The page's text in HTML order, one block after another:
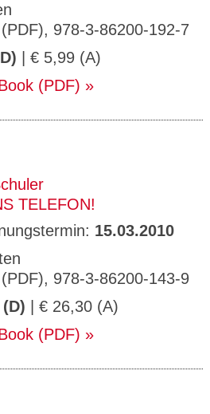
978-3-86200-192-7
| € 5,99 (A)
(PDF)
TELEFON!
15.03.2010
978-3-86200-143-9
| € 26,30 (A)
(PDF)